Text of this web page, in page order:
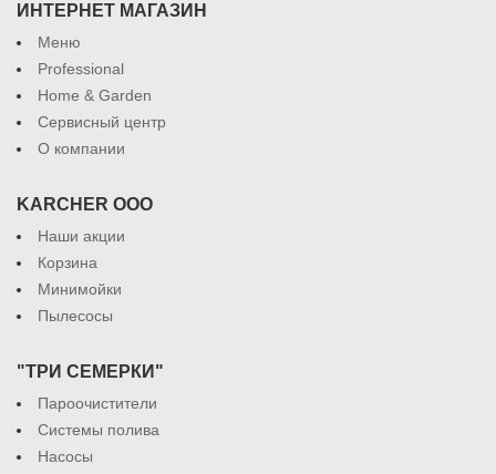
ИНТЕРНЕТ МАГАЗИН
Меню
Professional
Home & Garden
Сервисный центр
О компании
KARCHER ООО
Наши акции
Корзина
Минимойки
Пылесосы
"ТРИ СЕМЕРКИ"
Пароочистители
Системы полива
Насосы